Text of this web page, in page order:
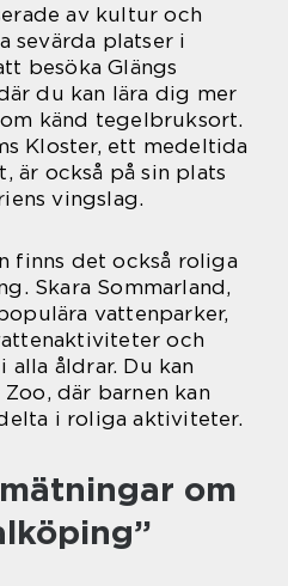
av kultur och
sevärda platser i
besöka Glängs
du kan lära dig mer
känd tegelbruksort.
Kloster, ett medeltida
är också på sin plats
vingslag.
finns det också roliga
Skara Sommarland,
vattenparker,
och
åldrar. Du kan
där barnen kan
i roliga aktiviteter.
om